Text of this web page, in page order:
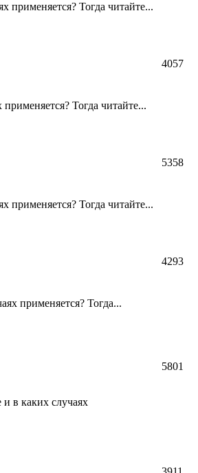
применяется? Тогда читайте...
Тогда читайте...
4057
применяется? Тогда читайте...
5358
применяется? Тогда...
4293
в каких случаях
5801